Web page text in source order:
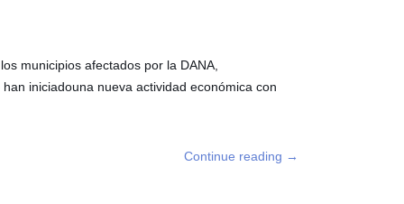
municipios afectados por la DANA,
iniciadouna nueva actividad económica con
Continue reading →